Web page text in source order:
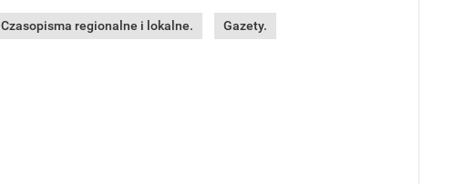
Czasopisma regionalne i lokalne. Gazety.